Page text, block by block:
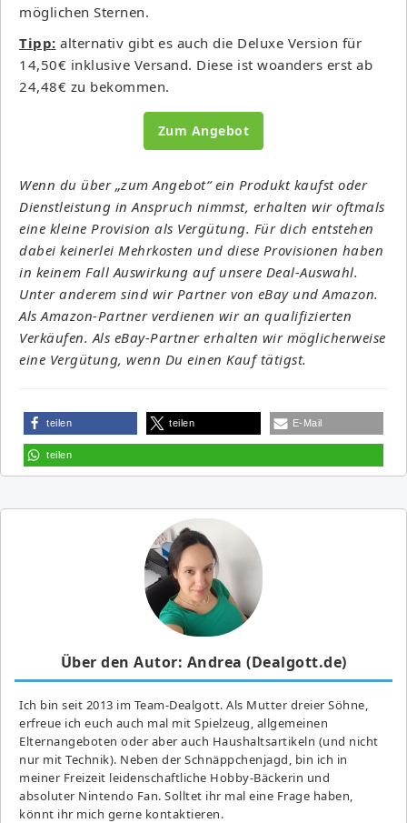
möglichen Sternen.
Tipp: alternativ gibt es auch die Deluxe Version für
14,50€ inklusive Versand. Diese ist woanders erst ab
24,48€ zu bekommen.
Zum Angebot
Wenn du über „zum Angebot“ ein Produkt kaufst oder
Dienstleistung in Anspruch nimmst, erhalten wir oftmals
eine kleine Provision als Vergütung. Für dich entstehen
dabei keinerlei Mehrkosten und diese Provisionen haben
in keinem Fall Auswirkung auf unsere Deal-Auswahl.
Unter anderem sind wir Partner von eBay und Amazon.
Als Amazon-Partner verdienen wir an qualifizierten
Verkäufen. Als eBay-Partner erhalten wir möglicherweise
eine Vergütung, wenn Du einen Kauf tätigst.
teilen teilen E-Mail
teilen
Über den Autor: Andrea (Dealgott.de)
Ich bin seit 2013 im Team-Dealgott. Als Mutter dreier Söhne,
erfreue ich euch auch mal mit Spielzeug, allgemeinen
Elternangeboten oder aber auch Haushaltsartikeln (und nicht
nur mit Technik). Neben der Schnäppchenjagd, bin ich in
meiner Freizeit leidenschaftliche Hobby-Bäckerin und
absoluter Nintendo Fan. Solltet ihr mal eine Frage haben,
könnt ihr mich gerne kontaktieren.